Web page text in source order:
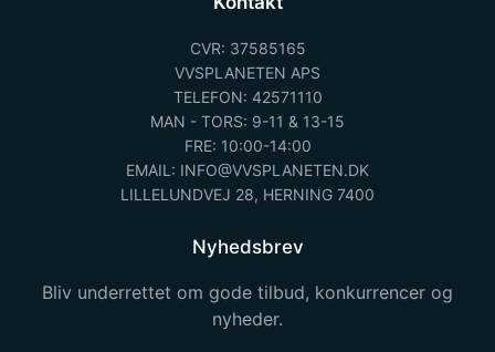
CVR: 37585165
VVSPLANETEN APS
TELEFON: 42571110
MAN - TORS: 9-11 & 13-15
FRE: 10:00-14:00
EMAIL: INFO@VVSPLANETEN.DK
LILLELUNDVEJ 28, HERNING 7400
Nyhedsbrev
Bliv underrettet om gode tilbud, konkurrencer og
nyheder.